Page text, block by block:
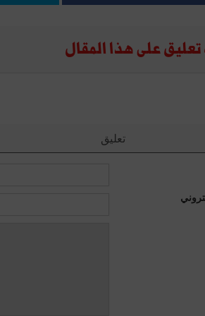
على هذا المقال
تعليق